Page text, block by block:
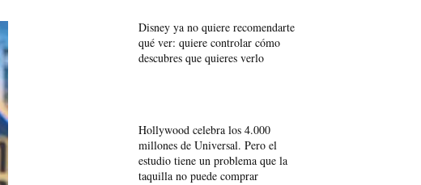
Disney ya no quiere recomendarte
qué ver: quiere controlar cómo
descubres que quieres verlo
Hollywood celebra los 4.000
millones de Universal. Pero el
estudio tiene un problema que la
taquilla no puede comprar